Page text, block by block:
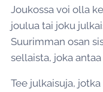
Joukossa voi olla
joulua tai joku
Suurimman osan
sellaista, joka
Tee julkaisuja,